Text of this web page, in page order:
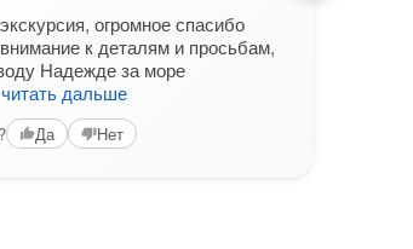
огромное спасибо
к деталям и просьбам,
Надежде за море
читать дальше
Да Нет